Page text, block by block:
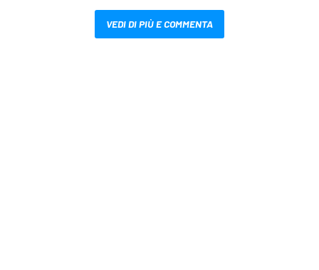
VEDI DI PIÙ E COMMENTA